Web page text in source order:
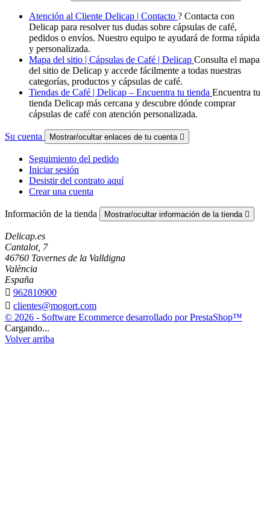
Atención al Cliente Delicap | Contacto ? Contacta con
Delicap para resolver tus dudas sobre cápsulas de café,
pedidos o envíos. Nuestro equipo te ayudará de forma rápida
y personalizada.
Mapa del sitio | Cápsulas de Café | Delicap Consulta el mapa
del sitio de Delicap y accede fácilmente a todas nuestras
categorías, productos y cápsulas de café.
Tiendas de Café | Delicap – Encuentra tu tienda Encuentra tu
tienda Delicap más cercana y descubre dónde comprar
cápsulas de café con atención personalizada.
Su cuenta Mostrar/ocultar enlaces de tu cuenta 
Seguimiento del pedido
Iniciar sesión
Desistir del contrato aquí
Crear una cuenta
Información de la tienda Mostrar/ocultar información de la tienda 
Delicap.es
Cantalot, 7
46760 Tavernes de la Valldigna
València
España
 962810900
 clientes@mogort.com
© 2026 - Software Ecommerce desarrollado por PrestaShop™
Cargando...
Volver arriba